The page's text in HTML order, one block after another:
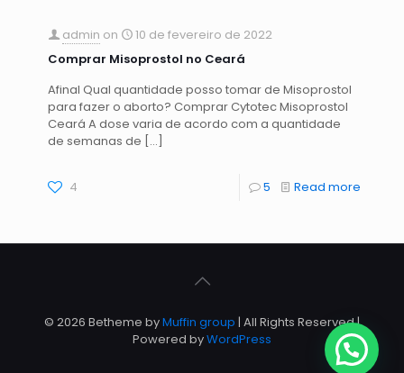
admin on
10 de fevereiro de 2022
Comprar Misoprostol no Ceará
Afinal Qual quantidade posso tomar de Misoprostol
para fazer o aborto? Comprar Cytotec Misoprostol
Ceará A dose varia de acordo com a quantidade
de semanas de […]
4 5 Read more
© 2026 Betheme byMuffin group | All Rights Reserved |
Powered byWordPress